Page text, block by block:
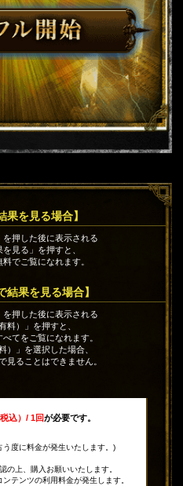
果を見る場合】
を押した後に表示される
を見る」を押すと、
でご覧になれます。
結果を見る場合】
を押した後に表示される
料）」を押すと、
てをご覧になれます。
）」を選択した場合、
見ることはできません。
込）/ 1回が必要です。
度に料金が発生いたします。)
の上、購入お願いいたします。
テンツの利用料金が発生します。